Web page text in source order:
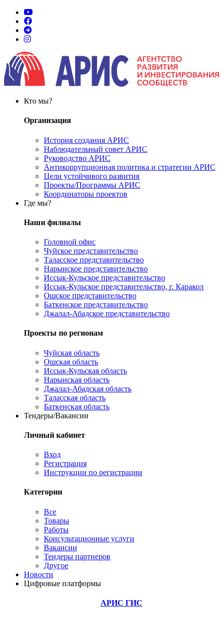
Кто мы?
Организация
История создания АРИС
Наблюдательный совет АРИС
Руководство АРИС
Антикоррупционная политика и стратегии АРИС
Цели устойчивого развития
Проекты/Программы АРИС
Координаторы проектов
Где мы?
Наши филиалы
Головной офис
Чуйское представительство
Таласское представительство
Нарынское представительство
Иссык-Кульское представительство
Иссык-Кульское представительство, г. Каракол
Ошское представительство
Баткенское представительство
Джалал-Абадское представительство
Проекты по регионам
Чуйская область
Ошская область
Иссык-Кульская область
Нарынская область
Джалал-Абадская область
Таласская область
Баткенская область
Тендеры/Вакансии
Личный кабинет
Вход
Регистрация
Инструкции по регистрации
Категории
Все
Товары
Работы
Консультационные услуги
Вакансии
Тендеры партнеров
Другое
Новости
Цифровые платформы
АРИС ГИС